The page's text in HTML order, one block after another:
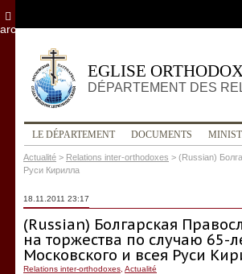
EGLISE
DÉPARTEMENT DES
LE DÉPARTEMENT DOCUMENTS
Actualité > Relations inter-orthodoxes > (Russian)
Руси Кирилла
18.11.2011 23:17
(Russian) Болгарская
на торжества по случаю 65-
Московского и всея Руси
Relations inter-orthodoxes Actualité
archives